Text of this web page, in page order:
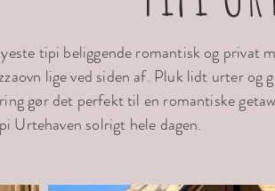
tipi beliggende romantisk og
lige ved siden af. Pluk lidt urter
gør det perfekt til en romantiske
Urtehaven solrigt hele dagen.